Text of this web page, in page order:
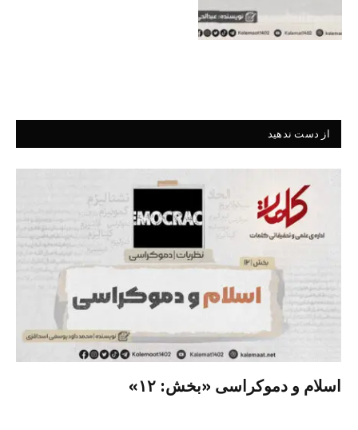
از دست ندهید
اسلام و دموکراسی «بخش: ۱۲»